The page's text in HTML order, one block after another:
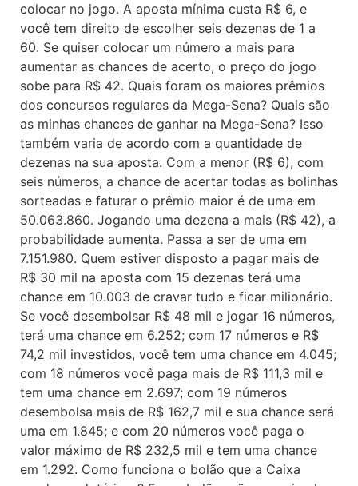
colocar no jogo. A aposta mínima custa R$ 6, e
você tem direito de escolher seis dezenas de 1 a
60. Se quiser colocar um número a mais para
aumentar as chances de acerto, o preço do jogo
sobe para R$ 42. Quais foram os maiores prêmios
dos concursos regulares da Mega-Sena? Quais são
as minhas chances de ganhar na Mega-Sena? Isso
também varia de acordo com a quantidade de
dezenas na sua aposta. Com a menor (R$ 6), com
seis números, a chance de acertar todas as bolinhas
sorteadas e faturar o prêmio maior é de uma em
50.063.860. Jogando uma dezena a mais (R$ 42), a
probabilidade aumenta. Passa a ser de uma em
7.151.980. Quem estiver disposto a pagar mais de
R$ 30 mil na aposta com 15 dezenas terá uma
chance em 10.003 de cravar tudo e ficar milionário.
Se você desembolsar R$ 48 mil e jogar 16 números,
terá uma chance em 6.252; com 17 números e R$
74,2 mil investidos, você tem uma chance em 4.045;
com 18 números você paga mais de R$ 111,3 mil e
tem uma chance em 2.697; com 19 números
desembolsa mais de R$ 162,7 mil e sua chance será
uma em 1.845; e com 20 números você paga o
valor máximo de R$ 232,5 mil e tem uma chance
em 1.292. Como funciona o bolão que a Caixa